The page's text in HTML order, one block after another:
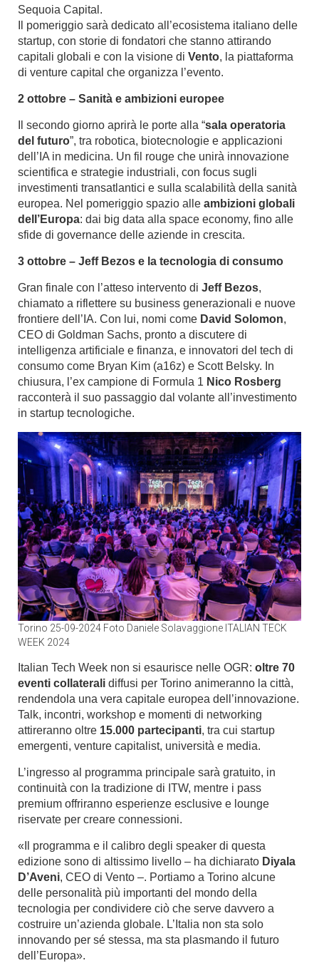
Sequoia Capital.
Il pomeriggio sarà dedicato all’ecosistema italiano delle
startup, con storie di fondatori che stanno attirando
capitali globali e con la visione di Vento, la piattaforma
di venture capital che organizza l’evento.
2 ottobre – Sanità e ambizioni europee
Il secondo giorno aprirà le porte alla “sala operatoria
del futuro”, tra robotica, biotecnologie e applicazioni
dell’IA in medicina. Un fil rouge che unirà innovazione
scientifica e strategie industriali, con focus sugli
investimenti transatlantici e sulla scalabilità della sanità
europea. Nel pomeriggio spazio alle ambizioni globali
dell’Europa: dai big data alla space economy, fino alle
sfide di governance delle aziende in crescita.
3 ottobre – Jeff Bezos e la tecnologia di consumo
Gran finale con l’atteso intervento di Jeff Bezos,
chiamato a riflettere su business generazionali e nuove
frontiere dell’IA. Con lui, nomi come David Solomon,
CEO di Goldman Sachs, pronto a discutere di
intelligenza artificiale e finanza, e innovatori del tech di
consumo come Bryan Kim (a16z) e Scott Belsky. In
chiusura, l’ex campione di Formula 1 Nico Rosberg
racconterà il suo passaggio dal volante all’investimento
in startup tecnologiche.
Torino 25-09-2024 Foto Daniele Solavaggione ITALIAN TECK
WEEK 2024
Italian Tech Week non si esaurisce nelle OGR: oltre 70
eventi collaterali diffusi per Torino animeranno la città,
rendendola una vera capitale europea dell’innovazione.
Talk, incontri, workshop e momenti di networking
attireranno oltre 15.000 partecipanti, tra cui startup
emergenti, venture capitalist, università e media.
L’ingresso al programma principale sarà gratuito, in
continuità con la tradizione di ITW, mentre i pass
premium offriranno esperienze esclusive e lounge
riservate per creare connessioni.
«Il programma e il calibro degli speaker di questa
edizione sono di altissimo livello – ha dichiarato Diyala
D’Aveni, CEO di Vento –. Portiamo a Torino alcune
delle personalità più importanti del mondo della
tecnologia per condividere ciò che serve davvero a
costruire un’azienda globale. L’Italia non sta solo
innovando per sé stessa, ma sta plasmando il futuro
dell’Europa».